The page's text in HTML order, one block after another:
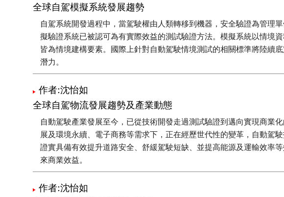
全球自駕模擬系統發展趨勢
自駕系統開發過程中，當駕駛權由人類轉移到機器，安全驗證為管理
擬驗證系統已被認可為有實際效益的測試驗證方法。模擬系統以情境
皆為情境建構要素。國際上針對自動駕駛情境測試的相關標準將陸續
潛力。
作者:沈怡如
全球自駕物流發展趨勢及產業動態
自動駕駛產業發展至今，已從技術開發走過測試驗證到邁向實現商業
展及環境永續、電子商務等需求下，正在經歷世代性的變革，自動駕
證實具備有效提升道路安全、舒緩駕駛短缺、並提高能源及運輸效率
來商業效益。
作者:沈怡如